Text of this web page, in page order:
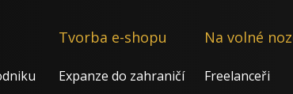
Tvorba e-shopu
Expanze do zahraničí
Na volné
Freelanceři